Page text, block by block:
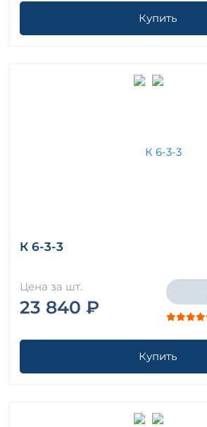
Купить
К 6-3-3
Цена за шт.
23 840 ₽
Купить